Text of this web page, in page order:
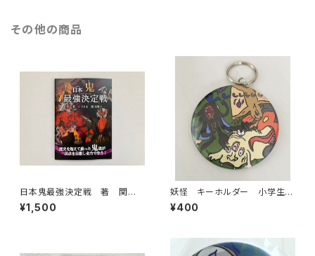
その他の商品
日本鬼最強決定戦 著 関本
創
¥1,500
妖怪 キーホルダー 小学生妖
怪博士アラタ オリジナルデザ
イン
¥400